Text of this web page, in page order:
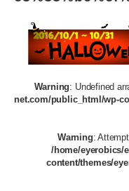
Warning: Undefined
net.com/public_html/wp-
Warning:
/home/eyerobics/
content/themes/